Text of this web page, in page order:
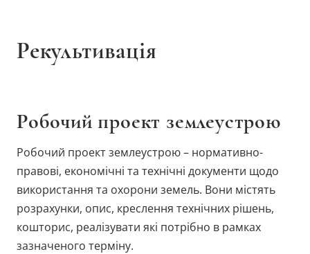
Рекультивація
Робочий проект землеустрою
Робочий проект землеустрою – нормативно-
правові, економічні та технічні документи щодо
використання та охорони земель. Вони містять
розрахунки, опис, креслення технічних рішень,
кошторис, реалізувати які потрібно в рамках
зазначеного терміну.